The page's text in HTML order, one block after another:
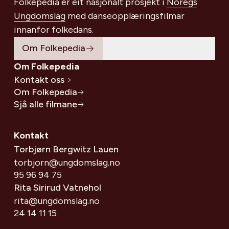
Folkepedia er eit nasjonalt prosjekt i Noregs
Ungdomslag med danseopplæringsfilmar
innanfor folkedans.
Om Folkepedia
Om Folkepedia
Kontakt oss
Om Folkepedia
Sjå alle filmane
Kontakt
Torbjørn Bergwitz Lauen
torbjorn@ungdomslag.no
95 96 94 75
Rita Sirirud Vatnehol
rita@ungdomslag.no
24 14 11 15